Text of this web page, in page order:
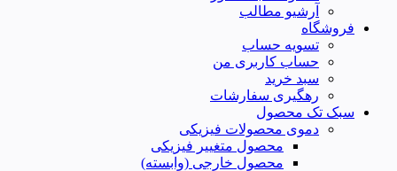
آرشیو مطالب
فروشگاه
تسویه حساب
حساب کاربری من
سبد خرید
رهگیری سفارشات
سبک تک محصول
دموی محصولات فیزیکی
محصول متغییر فیزیکی
محصول خارجی (وابسته)